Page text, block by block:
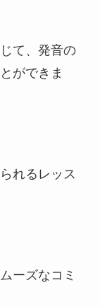
て、発音の
ができま
れるレッス
ーズなコミ